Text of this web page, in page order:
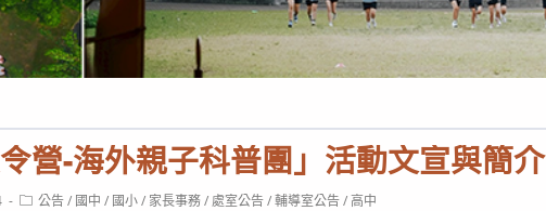
令營-海外親子科普團」活動文宣與簡介
Post公告 / 國中 / 國小 / 家長事務 / 處室公告 / 輔導室公告 / 高中